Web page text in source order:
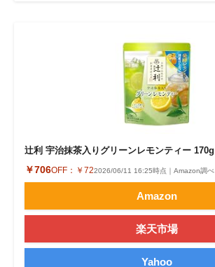
辻利 宇治抹茶入りグリーンレモンティー 170g
￥706OFF： ￥722026/06/11 16:25時点｜Amazon調べ
Amazon
楽天市場
Yahoo